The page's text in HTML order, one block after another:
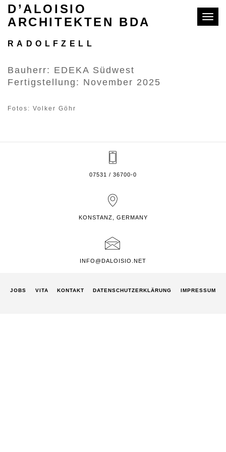
D’ALOISIO
ARCHITEKTEN BDA
EDEKA SCHOCH-AREAL
RADOLFZELL
Bauherr: EDEKA Südwest
Fertigstellung: November 2025
Fotos: Volker Göhr
07531 / 36700-0
KONSTANZ, GERMANY
INFO@DALOISIO.NET
JOBS VITA KONTAKT DATENSCHUTZ­ERKLÄRUNG IMPRESSUM